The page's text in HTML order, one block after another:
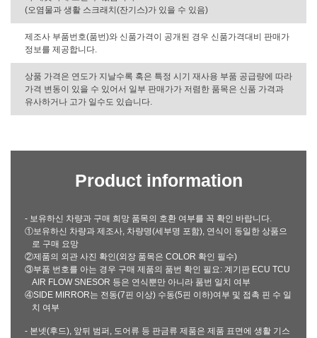
(오염물과 생활 스크래치(잔기스)가 있을 수 있음)
제조사 부품번호(품번)와 신품가격이 공개된 경우 신품가격대비 판매가
정보를 제공합니다.
상품 가격은 연도가 지날수록 혹은 특정 시기 재사용 부품 공급량에 따라
가격 변동이 있을 수 있어서 일부 판매가가 저렴한 품목은 신품 가격과
유사하거나 고가 일수도 있습니다.
Product information
- 보유하신 차량과 구매 희망 품목의 호환 여부를 꼭 확인 바랍니다.
①보유하신 차량과 제조사, 차량명(세부명 포함), 연식이 동일한 상품으
로 구매 요망
②제품의 외관 사진 확인(외장 품목은 COLOR 확인 필수)
③부품 번호를 아는 경우 구매 제품의 품번 확인 필요: 계기판 ECU TCU
AIR FLOW SNESOR 등은 연식뿐만 아니라 품번 일치 여부
④SIDE MIRROR는 전동(7핀 이상) 수동(5핀 이하)여부 및 접촉 핀 수 일
치 여부
- 본넷(후드), 앞뒤 범퍼, 도어류 등 판금류 제품은 제품 표면에 생활 기스